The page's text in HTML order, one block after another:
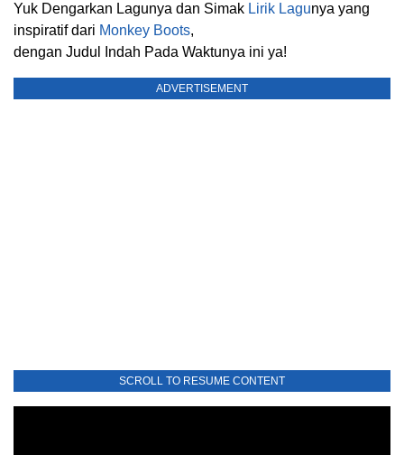
Yuk Dengarkan Lagunya dan Simak Lirik Lagunya yang
inspiratif dari Monkey Boots,
dengan Judul Indah Pada Waktunya ini ya!
ADVERTISEMENT
SCROLL TO RESUME CONTENT